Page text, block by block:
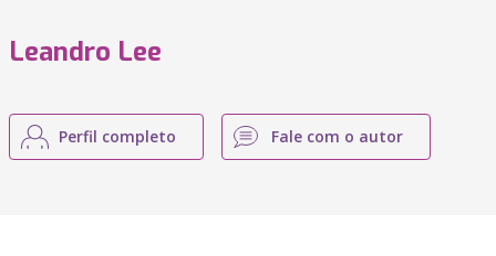
Leandro Lee
Perfil completo Fale com o autor